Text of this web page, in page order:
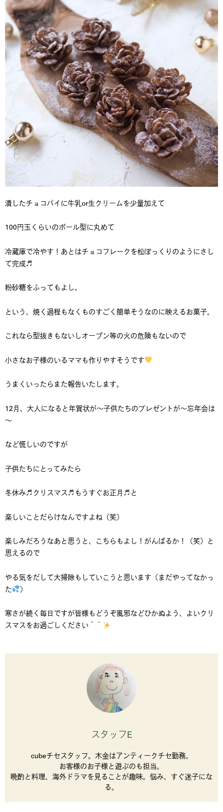
潰したチョコパイに牛乳or生クリームを少量加えて
100円玉くらいのボール型に丸めて
冷蔵庫で冷やす！あとはチョコフレークを松ぼっくりのようにさし
て完成♬
粉砂糖をふってもよし。
という、焼く過程もなくものすごく簡単そうなのに映えるお菓子。
これなら型抜きもないしオーブン等の火の危険もないので
小さなお子様のいるママも作りやすそうです
うまくいったらまた報告いたします。
12月、大人になると年賀状が～子供たちのプレゼントが～忘年会は
～
など慌しいのですが
子供たちにとってみたら
冬休み♬クリスマス♬もうすぐお正月♬と
楽しいことだらけなんですよね（笑）
楽しみだろうなあと思うと、こちらもよし！がんばるか！（笑）と
思えるので
やる気をだして大掃除もしていこうと思います（まだやってなかっ
た
）
寒さが続く毎日ですが皆様もどうぞ風邪などひかぬよう、よいクリ
スマスをお過ごしください＾＾
スタッフE
cubeチセスタッフ。木金はアンティークチセ勤務。
お客様のお子様と遊ぶのも担当。
晩酌と料理、海外ドラマを見ることが趣味。悩み、すぐ迷子にな
る。